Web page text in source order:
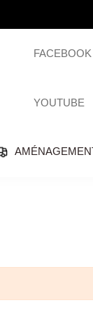
FACEBOOK
YOUTUBE